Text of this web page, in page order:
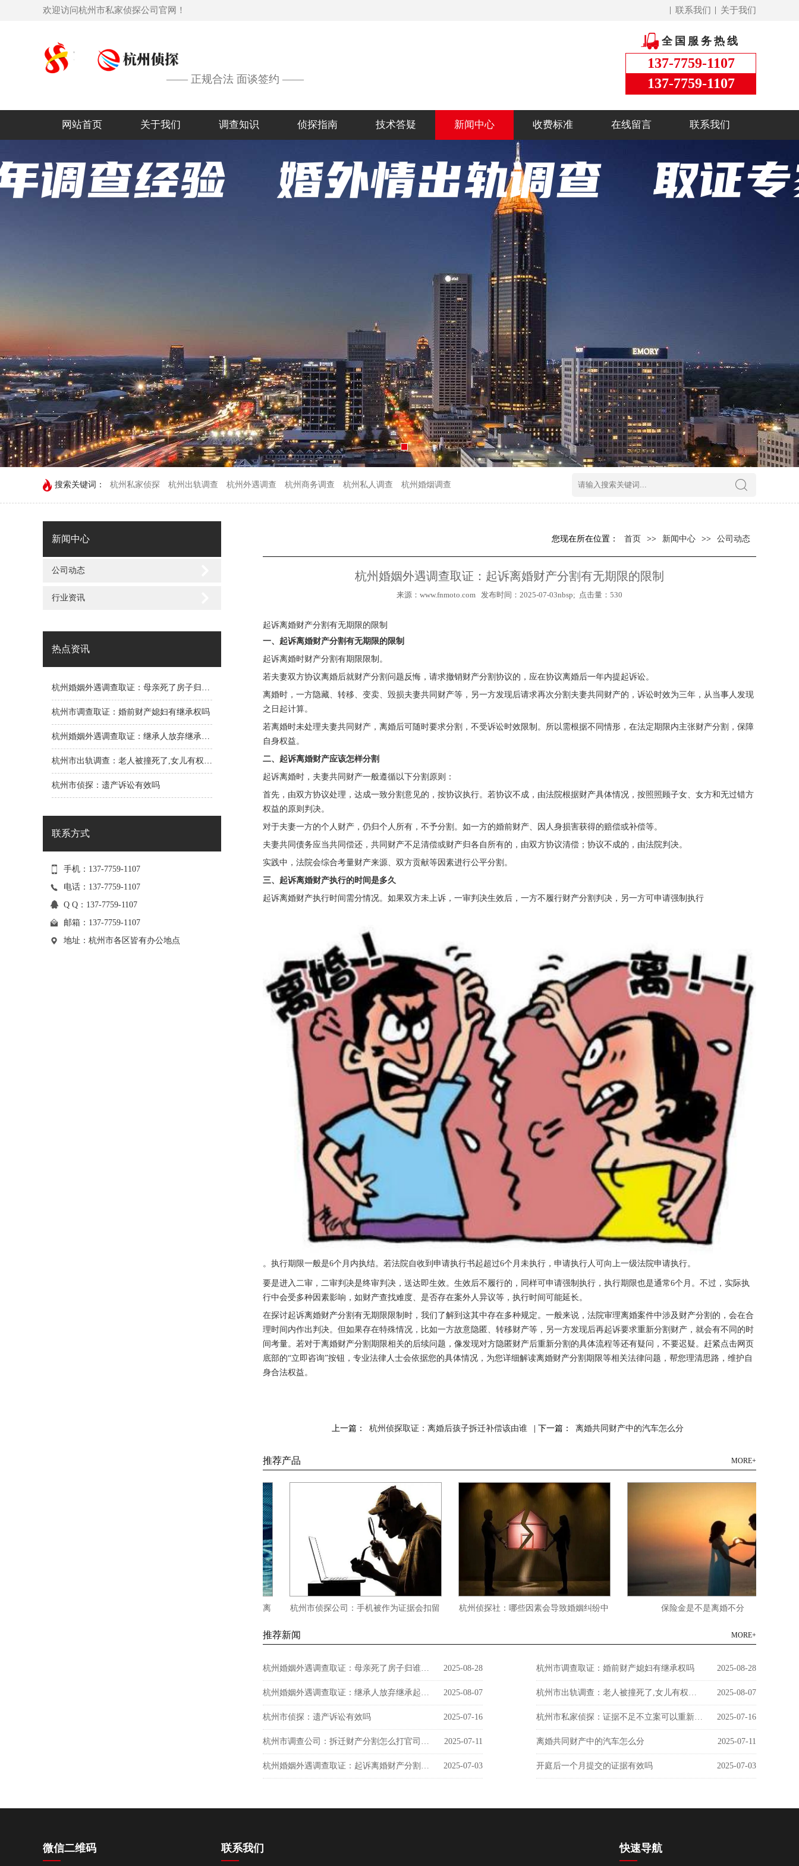
欢迎访问杭州市私家侦探公司官网！ 关于我们
联系我们
—— 正规合法 面谈签约 ——
全国服务热线
137-7759-1107
137-7759-1107
网站首页 关于我们 调查知识 侦探指南 技术答疑 新闻中心 收费标准 在线留言 联系我们
搜索关键词： 杭州私家侦探 杭州出轨调查 杭州外遇调查 杭州商务调查 杭州私人调查 杭州婚烟调查
新闻中心
公司动态
行业资讯
热点资讯
杭州婚姻外遇调查取证：母亲死了房子归谁所有
杭州市调查取证：婚前财产媳妇有继承权吗
杭州婚姻外遇调查取证：继承人放弃继承起诉谁的财产
杭州市出轨调查：老人被撞死了,女儿有权利来分钱吗
杭州市侦探：遗产诉讼有效吗
联系方式
手机：137-7759-1107
电话：137-7759-1107
Q Q：137-7759-1107
邮箱： 137-7759-1107
地址：杭州市各区皆有办公地点
您现在所在位置： 首页 >> 新闻中心 >> 公司动态
杭州婚姻外遇调查取证：起诉离婚财产分割有无期限的限制
来源：www.fnmoto.com 发布时间：2025-07-03nbsp; 点击量：530
起诉离婚财产分割有无期限的限制
一、起诉离婚财产分割有无期限的限制
起诉离婚时财产分割有期限限制。
若夫妻双方协议离婚后就财产分割问题反悔，请求撤销财产分割协议的，应在协议离婚后一年内提起诉讼。
离婚时，一方隐藏、转移、变卖、毁损夫妻共同财产等，另一方发现后请求再次分割夫妻共同财产的，诉讼时效为三年，从当事人发现
之日起计算。
若离婚时未处理夫妻共同财产，离婚后可随时要求分割，不受诉讼时效限制。所以需根据不同情形，在法定期限内主张财产分割，保障
自身权益。
二、起诉离婚财产应该怎样分割
起诉离婚时，夫妻共同财产一般遵循以下分割原则：
首先，由双方协议处理，达成一致分割意见的，按协议执行。若协议不成，由法院根据财产具体情况，按照照顾子女、女方和无过错方
权益的原则判决。
对于夫妻一方的个人财产，仍归个人所有，不予分割。如一方的婚前财产、因人身损害获得的赔偿或补偿等。
夫妻共同债务应当共同偿还，共同财产不足清偿或财产归各自所有的，由双方协议清偿；协议不成的，由法院判决。
实践中，法院会综合考量财产来源、双方贡献等因素进行公平分割。
三、起诉离婚财产执行的时间是多久
起诉离婚财产执行时间需分情况。如果双方未上诉，一审判决生效后，一方不履行财产分割判决，另一方可申请强制执行
。执行期限一般是6个月内执结。若法院自收到申请执行书起超过6个月未执行，申请执行人可向上一级法院申请执行。
要是进入二审，二审判决是终审判决，送达即生效。生效后不履行的，同样可申请强制执行，执行期限也是通常6个月。不过，实际执
行中会受多种因素影响，如财产查找难度、是否存在案外人异议等，执行时间可能延长。
在探讨起诉离婚财产分割有无期限限制时，我们了解到这其中存在多种规定。一般来说，法院审理离婚案件中涉及财产分割的，会在合
理时间内作出判决。但如果存在特殊情况，比如一方故意隐匿、转移财产等，另一方发现后再起诉要求重新分割财产，就会有不同的时
间考量。若对于离婚财产分割期限相关的后续问题，像发现对方隐匿财产后重新分割的具体流程等还有疑问，不要迟疑。赶紧点击网页
底部的“立即咨询”按钮，专业法律人士会依据您的具体情况，为您详细解读离婚财产分割期限等相关法律问题，帮您理清思路，维护自
身合法权益。
上一篇： 杭州侦探取证：离婚后孩子拆迁补偿该由谁 | 下一篇： 离婚共同财产中的汽车怎么分
推荐产品 MORE+
杭州市侦探公司：手机被作为证据会扣留 杭州侦探社：哪些因素会导致婚姻纠纷中 保险金是不是离婚不分
推荐新闻 MORE+
杭州婚姻外遇调查取证：母亲死了房子归谁所有 2025-08-28 杭州市调查取证：婚前财产媳妇有继承权吗 2025-08-28
杭州婚姻外遇调查取证：继承人放弃继承起诉谁的财产 2025-08-07 杭州市出轨调查：老人被撞死了,女儿有权利来分钱吗 2025-08-07
杭州市侦探：遗产诉讼有效吗 2025-07-16 杭州市私家侦探：证据不足不立案可以重新提供证据吗 2025-07-16
杭州市调查公司：拆迁财产分割怎么打官司赔偿 2025-07-11 离婚共同财产中的汽车怎么分 2025-07-11
杭州婚姻外遇调查取证：起诉离婚财产分割有无期限的限制 2025-07-03 开庭后一个月提交的证据有效吗 2025-07-03
微信二维码 联系我们 快速导航